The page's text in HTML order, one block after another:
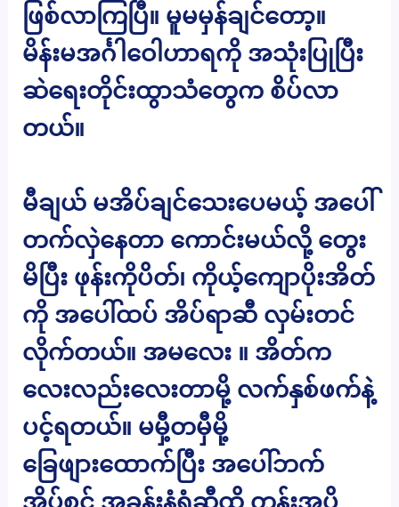
ဖြစ်လာကြပြီ။ မူမမှန်ချင်တော့။
မိန်းမအင်္ဂါဝေါဟာရကို အသုံးပြုပြီး
ဆဲရေးတိုင်းထွာသံတွေက စိပ်လာ
တယ်။
မီချယ် မအိပ်ချင်သေးပေမယ့် အပေါ်
တက်လှဲနေတာ ကောင်းမယ်လို့ တွေး
မိပြီး ဖုန်းကိုပိတ်၊ ကိုယ့်ကျောပိုးအိတ်
ကို အပေါ်ထပ် အိပ်ရာဆီ လှမ်းတင်
လိုက်တယ်။ အမလေး ။ အိတ်က
လေးလည်းလေးတာမို့ လက်နှစ်ဖက်နဲ့
ပင့်ရတယ်။ မမှီ့တမှီမို့
ခြေဖျားထောက်ပြီး အပေါ်ဘက်
အိပ်စင် အခန်းနံရံဆီထိ တွန်းအပို့